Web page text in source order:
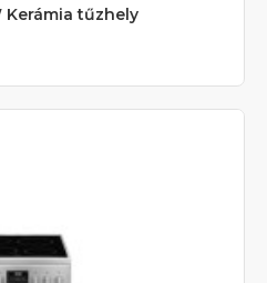
Kerámia tűzhely